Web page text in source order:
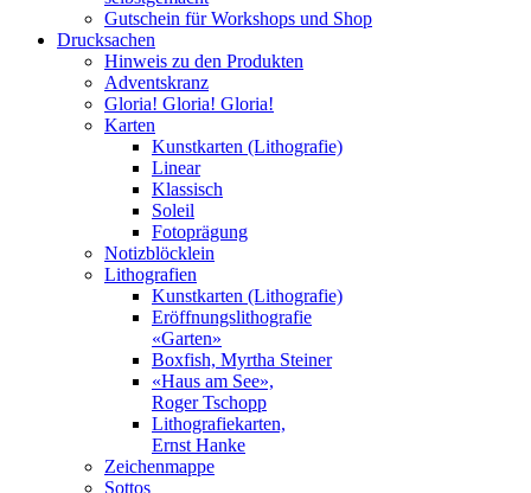
Gutschein für Workshops und Shop
Drucksachen
Hinweis zu den Produkten
Adventskranz
Gloria! Gloria! Gloria!
Karten
Kunstkarten (Lithografie)
Linear
Klassisch
Soleil
Fotoprägung
Notizblöcklein
Lithografien
Kunstkarten (Lithografie)
Eröffnungslithografie
«Garten»
Boxfish, Myrtha Steiner
«Haus am See»,
Roger Tschopp
Lithografiekarten,
Ernst Hanke
Zeichenmappe
Sottos